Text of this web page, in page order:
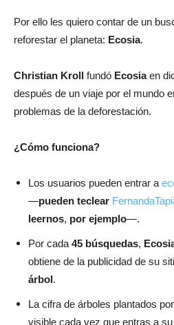
Por ello les quiero contar de un
reforestar el planeta: Ecosia.
Christian Kroll fundó Ecosiaen
después de un viaje por el mundo
problemas de la deforestación.
¿Cómo funciona?
Los usuarios pueden entrar a
—pueden teclear
leernos, por ejemplo—.
Por cada 45 búsquedas,
obtiene de la publicidad de su
árbol.
La cifra de árboles plantados
visible cada vez que entras a